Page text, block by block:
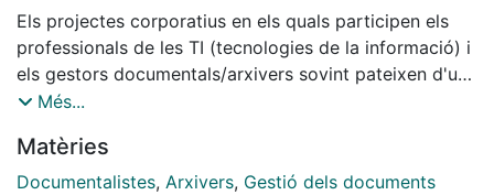
Els projectes corporatius en els quals participen els
professionals de les TI (tecnologies de la informació) i
els gestors documentals/arxivers sovint pateixen d'una
manca d'enfocament sistèmic de la funció «gestió
professionals no acostuma a ésser la dinàmica
habitual i aquest fet comporta la implementació d'un
Més...
Matèries
Documentalistes, Arxivers, Gestió dels documents